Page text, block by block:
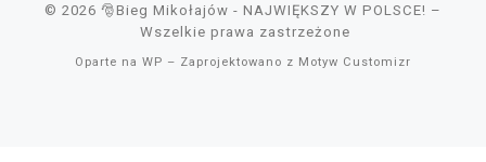
© 2026 🎅Bieg Mikołajów - NAJWIĘKSZY W POLSCE! –
Wszelkie prawa zastrzeżone
Oparte na WP – Zaprojektowano z Motyw Customizr